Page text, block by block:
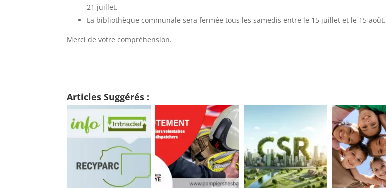
21 juillet.
La bibliothèque communale sera fermée tous les samedis entre le 15 juillet et le 15 août.
Merci de votre compréhension.
Articles Suggérés :